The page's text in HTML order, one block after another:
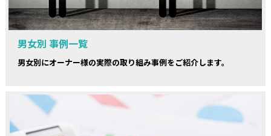
男女別 事例一覧
男女別にオーナー様の実際の取り組み事例をご紹介します。